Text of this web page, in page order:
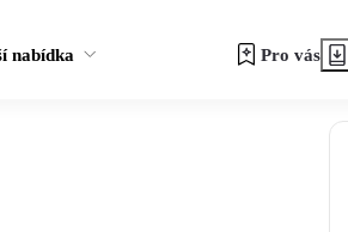
nabídka Pro vás